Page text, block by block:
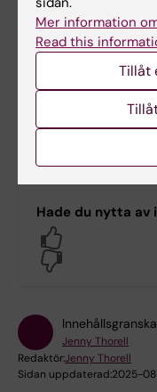
Detaljerad
Hade du nytta av
Jenny Thorell
Redaktör:Jenny Thorell
Sidan uppdaterad:2025-
Mer information
Read this
Tillåt